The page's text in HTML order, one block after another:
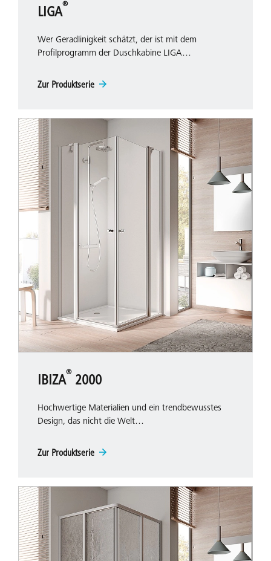
LIGA
®
Wer Geradlinigkeit schätzt, der ist mit dem
Profilprogramm der Duschkabine LIGA…
Zur Produktserie
IBIZA
®
2000
Hochwertige Materialien und ein trendbewusstes
Design, das nicht die Welt…
Zur Produktserie